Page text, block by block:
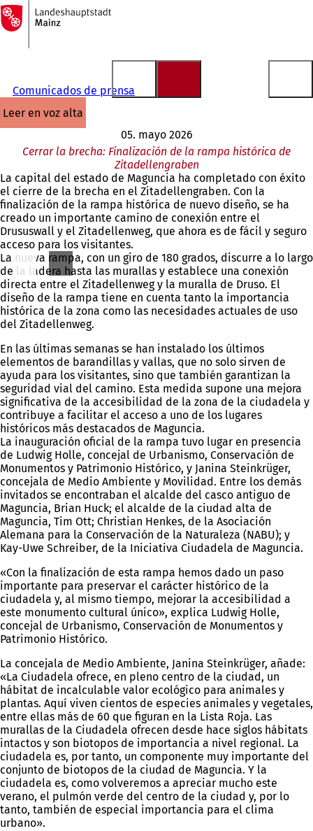
Saltar al contenido
A
la
página
Comunicados de prensa
leer en voz alta
05. mayo 2026
Cerrar la brecha: Finalización de la rampa histórica de
Zitadellengraben
La capital del estado de Maguncia ha completado con éxito
el cierre de la brecha en el Zitadellengraben. Con la
finalización de la rampa histórica de nuevo diseño, se ha
creado un importante camino de conexión entre el
Drususwall y el Zitadellenweg, que ahora es de fácil y seguro
acceso para los visitantes.
La nueva rampa, con un giro de 180 grados, discurre a lo largo
de la ladera hasta las murallas y establece una conexión
directa entre el Zitadellenweg y la muralla de Druso. El
diseño de la rampa tiene en cuenta tanto la importancia
histórica de la zona como las necesidades actuales de uso
del Zitadellenweg.
En las últimas semanas se han instalado los últimos
elementos de barandillas y vallas, que no solo sirven de
ayuda para los visitantes, sino que también garantizan la
seguridad vial del camino. Esta medida supone una mejora
significativa de la accesibilidad de la zona de la ciudadela y
contribuye a facilitar el acceso a uno de los lugares
históricos más destacados de Maguncia.
La inauguración oficial de la rampa tuvo lugar en presencia
de Ludwig Holle, concejal de Urbanismo, Conservación de
Monumentos y Patrimonio Histórico, y Janina Steinkrüger,
concejala de Medio Ambiente y Movilidad. Entre los demás
invitados se encontraban el alcalde del casco antiguo de
Maguncia, Brian Huck; el alcalde de la ciudad alta de
Maguncia, Tim Ott; Christian Henkes, de la Asociación
Alemana para la Conservación de la Naturaleza (NABU); y
Kay-Uwe Schreiber, de la Iniciativa Ciudadela de Maguncia.
«Con la finalización de esta rampa hemos dado un paso
importante para preservar el carácter histórico de la
ciudadela y, al mismo tiempo, mejorar la accesibilidad a
este monumento cultural único», explica Ludwig Holle,
concejal de Urbanismo, Conservación de Monumentos y
Patrimonio Histórico.
La concejala de Medio Ambiente, Janina Steinkrüger, añade:
«La Ciudadela ofrece, en pleno centro de la ciudad, un
hábitat de incalculable valor ecológico para animales y
plantas. Aquí viven cientos de especies animales y vegetales,
entre ellas más de 60 que figuran en la Lista Roja. Las
murallas de la Ciudadela ofrecen desde hace siglos hábitats
intactos y son biotopos de importancia a nivel regional. La
ciudadela es, por tanto, un componente muy importante del
conjunto de biotopos de la ciudad de Maguncia. Y la
ciudadela es, como volveremos a apreciar mucho este
verano, el pulmón verde del centro de la ciudad y, por lo
tanto, también de especial importancia para el clima
urbano».